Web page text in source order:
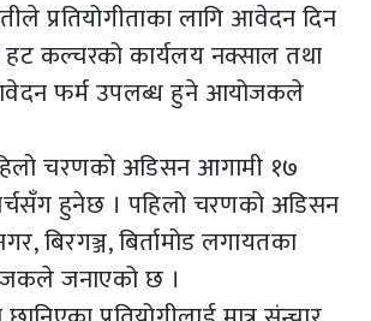
प्रतियोगीताका लागि आवेदन दिन
कल्चरको कार्यलय नक्साल तथा
फर्म उपलब्ध हुने आयोजकले
चरणको अडिसन आगामी १७
हुनेछ । पहिलो चरणको अडिसन
बिरगञ्ज, बिर्तामोड लगायतका
जनाएको छ ।